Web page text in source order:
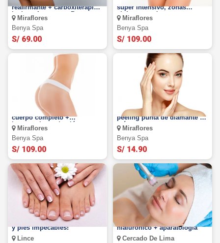
reafirmante + carboxiterapia.
Incluye 4 zonas en Benya
Spa
Miraflores
Benya Spa
S/ 69.00
super intensivo, zonas
abdomen y cintura.
Miraflores
Benya Spa
S/ 109.00
10 visitas de liporeductor en
cuerpo completo +
levantamiento de glúteos y
más.
Miraflores
Benya Spa
S/ 109.00
Limpieza facial profunda +
peeling punta de diamante y
más
Miraflores
Benya Spa
S/ 14.90
Manicure y pedicure. ¡Manos
y pies impecables!
Lince
Limpieza facial con acido
hialuronico + aparatología
Cercado De Lima